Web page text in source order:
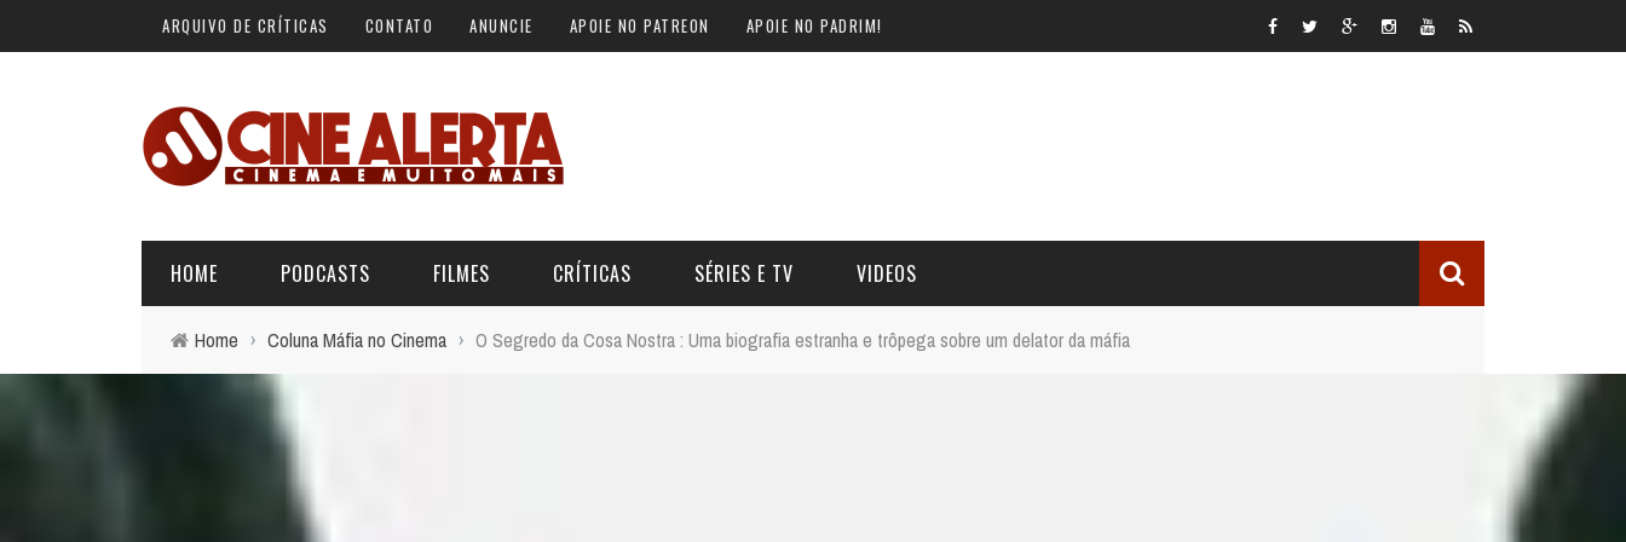
ARQUIVO DE CRÍTICAS CONTATO ANUNCIE APOIE NO PATREON APOIE NO PADRIM!
HOME PODCASTS
ALERTA VERMELHO
ALERTA DE SPOILER
FILMES CRÍTICAS SÉRIES E TV
ÚLTIMAS REVIEWS
VIDEOS
BÁSICO DO CINEMA
Home › Coluna Máfia no Cinema › O Segredo da Cosa Nostra : Uma biografia estranha e trôpega sobre um delator da máfia